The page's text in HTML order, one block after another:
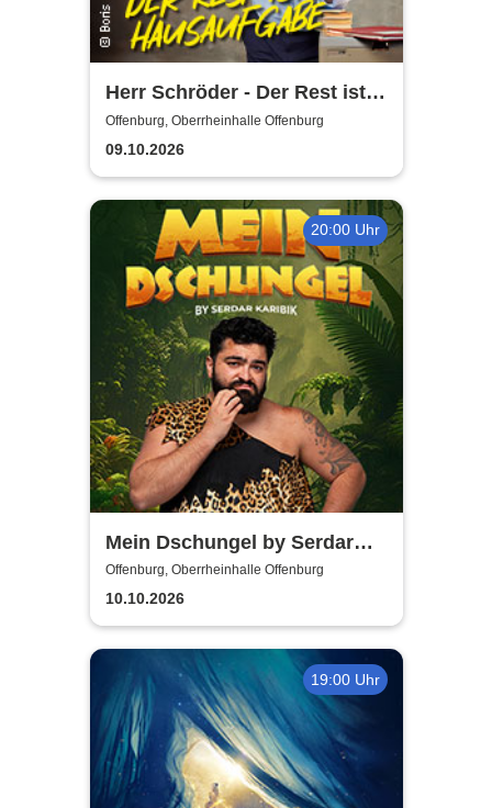
Herr Schröder - Der Rest ist
Hausaufgabe
Offenburg, Oberrheinhalle Offenburg
09.10.2026
20:00 Uhr
Mein Dschungel by Serdar
Karibik
Offenburg, Oberrheinhalle Offenburg
10.10.2026
19:00 Uhr